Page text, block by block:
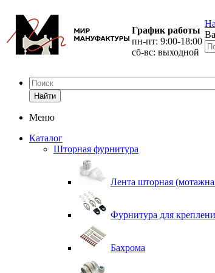
График работы
пн-пт: 9:00-18:00
сб-вс: выходной
Найти
Меню
Каталог
Шторная фурнитура
Лента шторная
Фурнитура для
Бахрома